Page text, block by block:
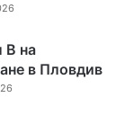
B на
в Пловдив